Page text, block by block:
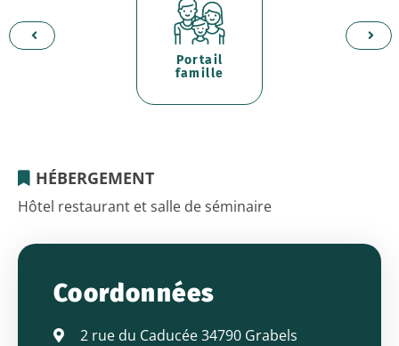
Portail
famille
HÉBERGEMENT
HÔTEL
DU
PARC
EUROMÉDECINE
Hôtel restaurant et salle de séminaire
Coordonnées
2 rue du Caducée 34790 Grabels